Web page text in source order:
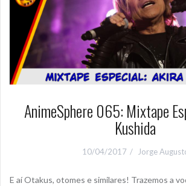
AnimeSphere 065: Mixtape
Kushida
10/04/2017 Jorge
E aí Otakus, otomes e similares! Trazemos a